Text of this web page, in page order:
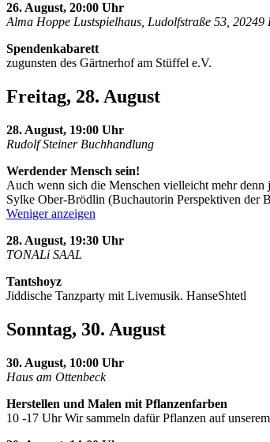
26. August, 20:00 Uhr
Alma Hoppe Lustspielhaus, Ludolfstraße 53, 20249
Spendenkabarett
zugunsten des Gärtnerhof am Stüffel e.V.
Freitag, 28. August
28. August, 19:00 Uhr
Rudolf Steiner Buchhandlung
Werdender Mensch sein!
Auch wenn sich die Menschen vielleicht mehr
Sylke Ober-Brödlin (Buchautorin Perspektiven der
Weniger anzeigen
28. August, 19:30 Uhr
TONALi SAAL
Tantshoyz
Jiddische Tanzparty mit Livemusik. HanseShtetl
Sonntag, 30. August
30. August, 10:00 Uhr
Haus am Ottenbeck
Herstellen und Malen mit Pflanzenfarben
10 -17 Uhr Wir sammeln dafür Pflanzen auf